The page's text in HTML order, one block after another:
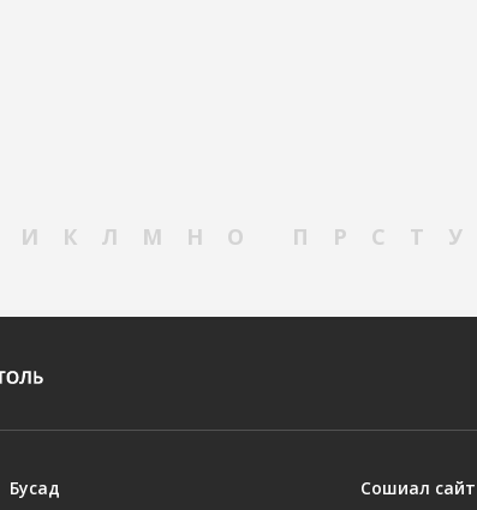
И К Л М Н О П Р С Т У
Бусад Сошиал сайт